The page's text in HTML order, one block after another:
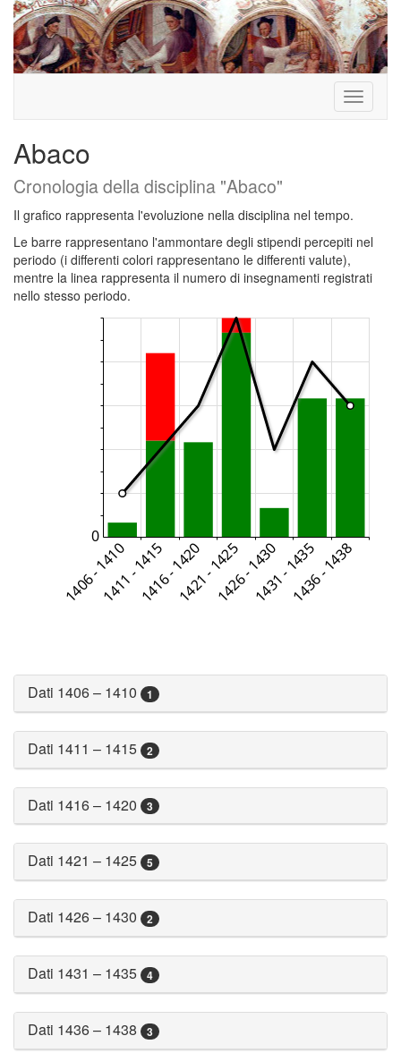
Toggle
Abaco
Cronologia della disciplina "Abaco"
Il grafico rappresenta l'evoluzione nella disciplina nel tempo.
Le barre rappresentano l'ammontare degli stipendi percepiti nel
periodo (i differenti colori rappresentano le differenti valute),
mentre la linea rappresenta il numero di insegnamenti registrati
nello stesso periodo.
Dati 1406 – 1410 1
Dati 1411 – 1415 2
Dati 1416 – 1420 3
Dati 1421 – 1425 5
Dati 1426 – 1430 2
Dati 1431 – 1435 4
Dati 1436 – 1438 3